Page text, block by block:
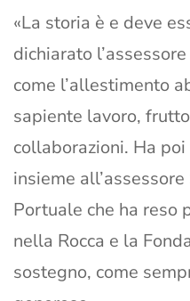
«La storia è e deve
dichiarato
come l’allestimento
sapiente lavoro,
collaborazioni. Ha
insieme
Portuale che ha reso
nella Rocca e la
sostegno, come